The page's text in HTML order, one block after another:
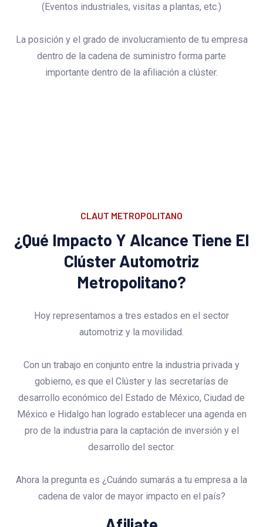
(Eventos industriales, visitas a plantas, etc.)
La posición y el grado de involucramiento de tu empresa
dentro de la cadena de suministro forma parte
importante dentro de la afiliación a clúster.
CLAUT METROPOLITANO
¿Qué Impacto Y Alcance Tiene El
Clúster Automotriz
Metropolitano?
Hoy representamos a tres estados en el sector
automotriz y la movilidad.
Con un trabajo en conjunto entre la industria privada y
gobierno, es que el Clúster y las secretarías de
desarrollo económico del Estado de México, Ciudad de
México e Hidalgo han logrado establecer una agenda en
pro de la industria para la captación de inversión y el
desarrollo del sector.
Ahora la pregunta es ¿Cuándo sumarás a tu empresa a la
cadena de valor de mayor impacto en el país?